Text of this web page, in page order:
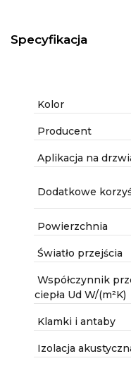
Specyfikacja
Kolor
Producent
Aplikacja na
Dodatkowe
Powierzchnia
Światło przejścia
Współczynnik
ciepła Ud W/(m²K)
Klamki i antaby
Izolacja